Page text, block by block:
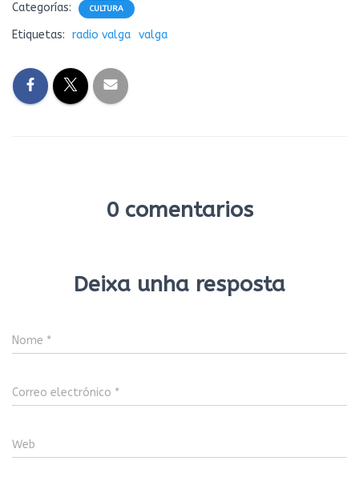
Categorías: CULTURA
Etiquetas: radio valga valga
0 comentarios
Deixa unha resposta
Nome *
Correo electrónico *
Web